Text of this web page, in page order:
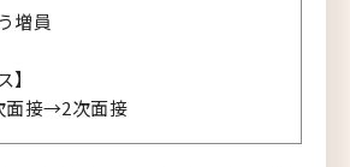
増員
】
接→2次面接